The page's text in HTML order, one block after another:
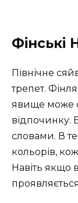
Фінські
Північне
трепет.
явище може
відпочинку.
словами. В
кольорів,
Навіть якщо